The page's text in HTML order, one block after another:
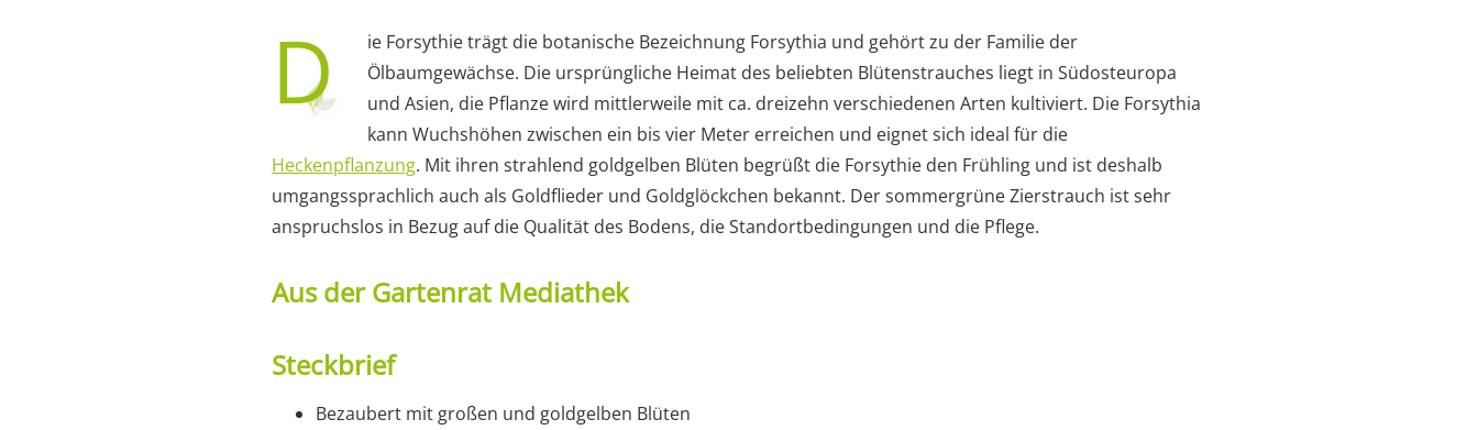
D
ie Forsythie trägt die botanische Bezeichnung Forsythia und gehört zu der Familie der
Ölbaumgewächse. Die ursprüngliche Heimat des beliebten Blütenstrauches liegt in Südosteuropa
und Asien, die Pflanze wird mittlerweile mit ca. dreizehn verschiedenen Arten kultiviert. Die Forsythia
kann Wuchshöhen zwischen ein bis vier Meter erreichen und eignet sich ideal für die
Heckenpflanzung. Mit ihren strahlend goldgelben Blüten begrüßt die Forsythie den Frühling und ist deshalb
umgangssprachlich auch als Goldflieder und Goldglöckchen bekannt. Der sommergrüne Zierstrauch ist sehr
anspruchslos in Bezug auf die Qualität des Bodens, die Standortbedingungen und die Pflege.
Aus der Gartenrat Mediathek
Steckbrief
Bezaubert mit großen und goldgelben Blüten